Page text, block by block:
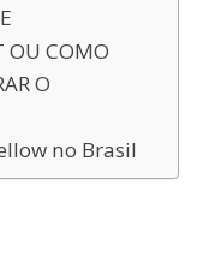
OU COMO
O
no Brasil